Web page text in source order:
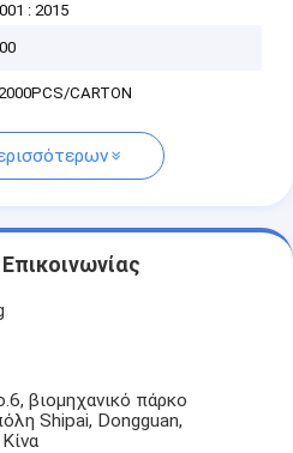
: 2015
CARTON
βιομηχανικό πάρκο
Shipai, Dongguan,